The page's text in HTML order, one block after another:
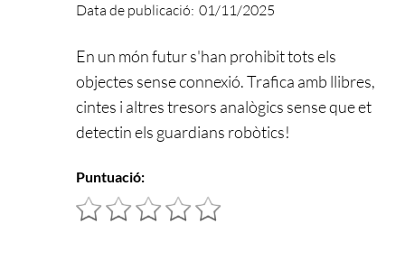
Data de publicació: 01/11/2025
En un món futur s'han prohibit tots els
objectes sense connexió. Trafica amb llibres,
cintes i altres tresors analògics sense que et
detectin els guardians robòtics!
Puntuació: